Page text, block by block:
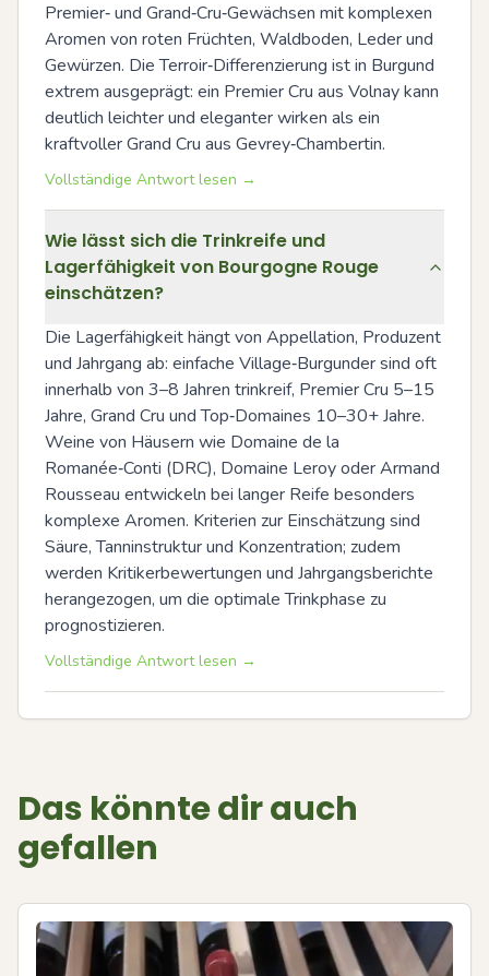
Premier‑ und Grand‑Cru‑Gewächsen mit komplexen
Aromen von roten Früchten, Waldboden, Leder und
Gewürzen. Die Terroir‑Differenzierung ist in Burgund
extrem ausgeprägt: ein Premier Cru aus Volnay kann
deutlich leichter und eleganter wirken als ein
kraftvoller Grand Cru aus Gevrey‑Chambertin.
Vollständige Antwort lesen →
Wie lässt sich die Trinkreife und
Lagerfähigkeit von Bourgogne Rouge
einschätzen?
Die Lagerfähigkeit hängt von Appellation, Produzent
und Jahrgang ab: einfache Village‑Burgunder sind oft
innerhalb von 3–8 Jahren trinkreif, Premier Cru 5–15
Jahre, Grand Cru und Top‑Domaines 10–30+ Jahre.
Weine von Häusern wie Domaine de la
Romanée‑Conti (DRC), Domaine Leroy oder Armand
Rousseau entwickeln bei langer Reife besonders
komplexe Aromen. Kriterien zur Einschätzung sind
Säure, Tanninstruktur und Konzentration; zudem
werden Kritikerbewertungen und Jahrgangsberichte
herangezogen, um die optimale Trinkphase zu
prognostizieren.
Vollständige Antwort lesen →
Das könnte dir auch
gefallen